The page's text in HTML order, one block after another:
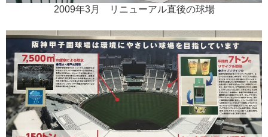
2009年3月 リニューアル直後の球場